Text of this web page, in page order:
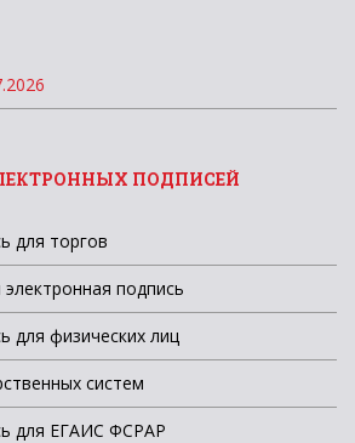
ПОДПИСЕЙ
для торгов
подпись
для физических лиц
систем
для ЕГАИС ФСРАР